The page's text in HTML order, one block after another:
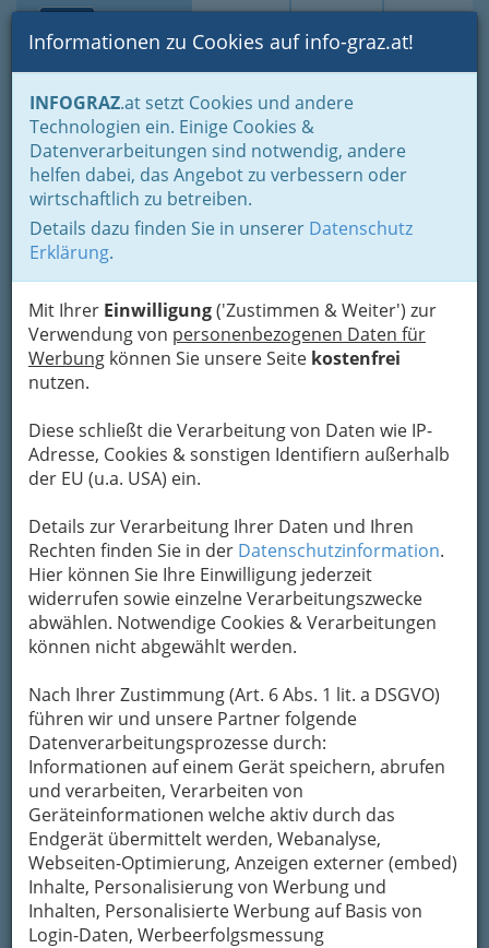
Suche Login Toggle
Informationen zu Cookies auf info-graz.at!
INFOGRAZ.at setzt Cookies und andere
Technologien ein. Einige Cookies &
Datenverarbeitungen sind notwendig, andere
helfen dabei, das Angebot zu verbessern oder
wirtschaftlich zu betreiben.
Details dazu finden Sie in unserer Datenschutz
Erklärung.
Mit Ihrer Einwilligung('Zustimmen & Weiter') zur
Verwendung von personenbezogenen Daten für
Werbung können Sie unsere Seite kostenfrei
nutzen.
Diese schließt die Verarbeitung von Daten wie IP-
Adresse, Cookies & sonstigen Identifiern außerhalb
der EU (u.a. USA) ein.
Details zur Verarbeitung Ihrer Daten und Ihren
Rechten finden Sie in der Datenschutzinformation.
Hier können Sie Ihre Einwilligung jederzeit
widerrufen sowie einzelne Verarbeitungszwecke
abwählen. Notwendige Cookies & Verarbeitungen
können nicht abgewählt werden.
Nach Ihrer Zustimmung (Art. 6 Abs. 1 lit. a DSGVO)
führen wir und unsere Partner folgende
Datenverarbeitungsprozesse durch:
Informationen auf einem Gerät speichern, abrufen
und verarbeiten, Verarbeiten von
Geräteinformationen welche aktiv durch das
Endgerät übermittelt werden, Webanalyse,
Webseiten-Optimierung, Anzeigen externer (embed)
Inhalte, Personalisierung von Werbung und
Inhalten, Personalisierte Werbung auf Basis von
Login-Daten, Werbeerfolgsmessung
Home Fotos
Nach Locations gruppiert
Spielstätten - Orpheum, Dom im Berg und Kasematten
Grazer Spielstätten -
Orpheum, Dom im Berg und
Schloßbergbühne
Kasematten GmbH
Veranstaltungsorte, die weltweit
einzigartig sind
Design, wird rund ums Stadtzentrum von drei
gegensätzlichen Säulen getragen:Orpheum –
Dom im Berg – Schloßbergbühne
der spartenübergreifenden
Auseinandersetzung alles Künstlerischen.
Ihre speziellen Fähigkeiten machen die „Grazer
Spielstätten Orpheum, Dom im Berg und
Schloßbergbühne Kasematten GmbH“ auch
zumidealen Partner, wenn es darum geht,
Was Sie als Veranstalter zu schätzen lernen
werden – die „Grazer Spielstätten Orpheum,
Dom im Berg und Schloßbergbühne
Kasematten GmbH“ als Vermieter sind
Event-
Profis!